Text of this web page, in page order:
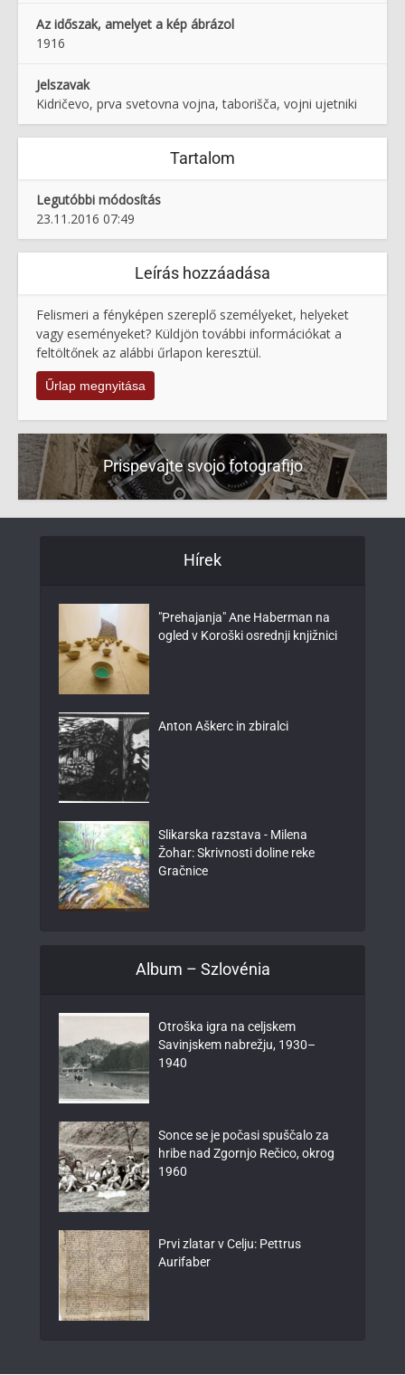
Az időszak, amelyet a kép ábrázol
1916
Jelszavak
Kidričevo, prva svetovna vojna, taborišča, vojni ujetniki
Tartalom
Legutóbbi módosítás
23.11.2016 07:49
Leírás hozzáadása
Felismeri a fényképen szereplő személyeket, helyeket
vagy eseményeket? Küldjön további információkat a
feltöltőnek az alábbi űrlapon keresztül.
Űrlap megnyitása
Prispevajte svojo fotografijo
Hírek
"Prehajanja" Ane Haberman na
ogled v Koroški osrednji knjižnici
Anton Aškerc in zbiralci
Slikarska razstava - Milena
Žohar: Skrivnosti doline reke
Gračnice
Album – Szlovénia
Otroška igra na celjskem
Savinjskem nabrežju, 1930–
1940
Sonce se je počasi spuščalo za
hribe nad Zgornjo Rečico, okrog
1960
Prvi zlatar v Celju: Pettrus
Aurifaber